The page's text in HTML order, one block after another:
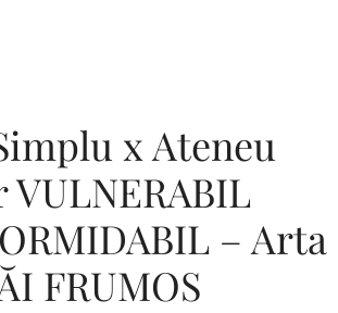
x Ateneu
– Arta
FRUMOS